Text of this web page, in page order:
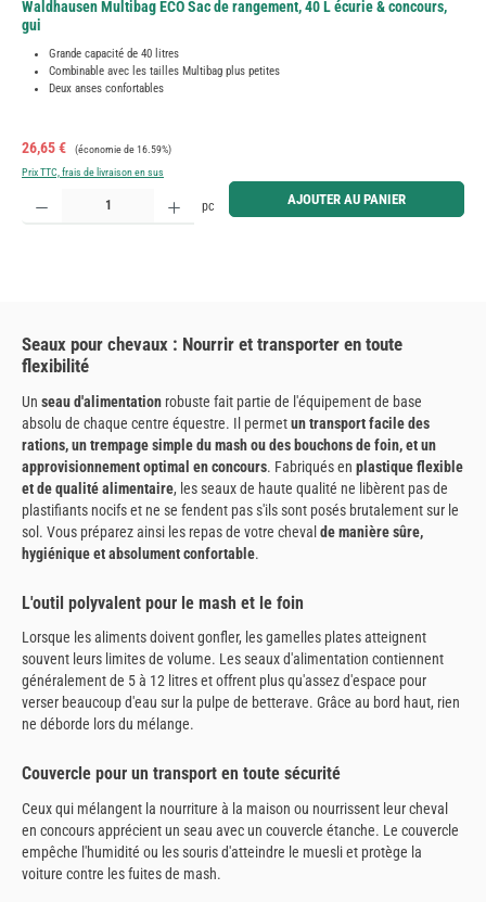
Waldhausen Multibag ECO Sac de rangement, 40 L écurie & concours,
gui
Grande capacité de 40 litres
Combinable avec les tailles Multibag plus petites
Deux anses confortables
Prix de vente :
26,65 € Prix régulier :
(économie de 16.59%)
Prix TTC, frais de livraison en sus
Quantité de produit : Entrez la quantité souhaitée ou utilisez les boutons pour augmenter ou
pc AJOUTER AU PANIER
Seaux pour chevaux : Nourrir et transporter en toute
flexibilité
Un seau d'alimentation robuste fait partie de l'équipement de base
absolu de chaque centre équestre. Il permetun transport facile des
rations, un trempage simple du mash ou des bouchons de foin, et un
approvisionnement optimal en concours. Fabriqués en plastique flexible
et de qualité alimentaire, les seaux de haute qualité ne libèrent pas de
plastifiants nocifs et ne se fendent pas s'ils sont posés brutalement sur le
sol. Vous préparez ainsi les repas de votre cheval de manière sûre,
hygiénique et absolument confortable.
L'outil polyvalent pour le mash et le foin
Lorsque les aliments doivent gonfler, les gamelles plates atteignent
souvent leurs limites de volume. Les seaux d'alimentation contiennent
généralement de 5 à 12 litres et offrent plus qu'assez d'espace pour
verser beaucoup d'eau sur la pulpe de betterave. Grâce au bord haut, rien
ne déborde lors du mélange.
Couvercle pour un transport en toute sécurité
Ceux qui mélangent la nourriture à la maison ou nourrissent leur cheval
en concours apprécient un seau avec un couvercle étanche. Le couvercle
empêche l'humidité ou les souris d'atteindre le muesli et protège la
voiture contre les fuites de mash.